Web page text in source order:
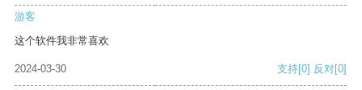
游客
这个软件我非常喜欢
2024-03-30 支持[0] 反对[0]